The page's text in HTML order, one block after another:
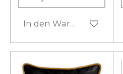
In den Warenkorb